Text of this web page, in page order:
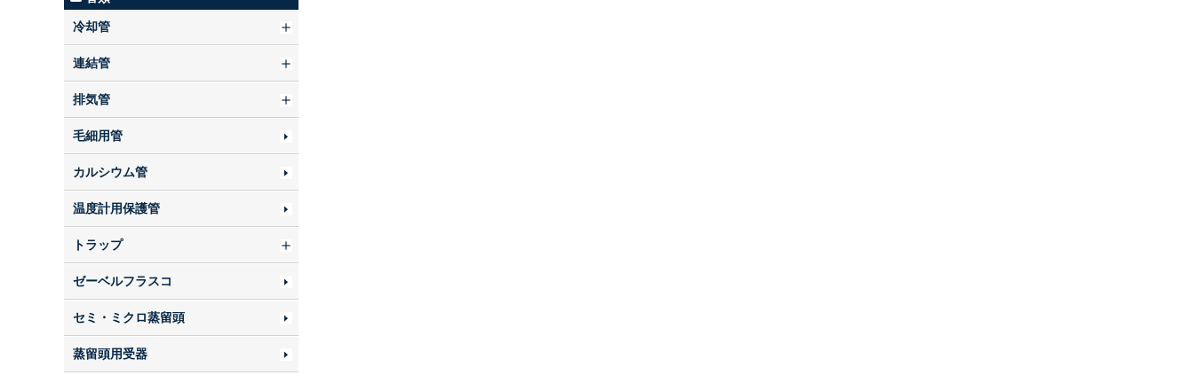
冷却管
連結管
排気管
毛細用管
カルシウム管
温度計用保護管
トラップ
ゼーベルフラスコ
セミ・ミクロ蒸留頭
蒸留頭用受器